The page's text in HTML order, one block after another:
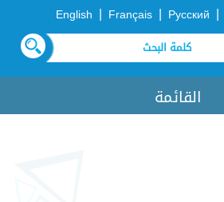
|
Русский
|
Français
|
English
القائمة